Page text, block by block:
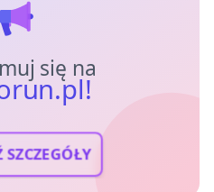
się na
SZCZEGÓŁY